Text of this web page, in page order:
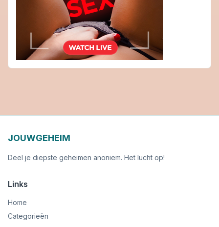
JOUWGEHEIM
Deel je diepste geheimen anoniem. Het lucht op!
Links
Home
Categorieën